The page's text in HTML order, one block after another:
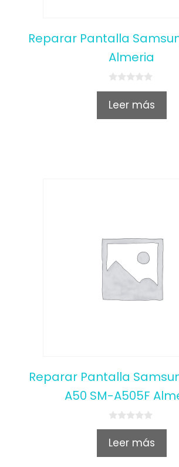
Reparar Pantalla
Almeria
0
u
Leer más
Reparar Pantalla
A50 SM-A505F
0
u
Leer más